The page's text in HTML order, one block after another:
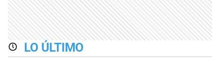
LO ÚLTIMO